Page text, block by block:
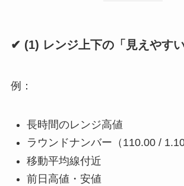
✔ (1) レンジ上下の「見えやすい
例：
長時間のレンジ高値
ラウンドナンバー（110.00 /
移動平均線付近
前日高値・安値